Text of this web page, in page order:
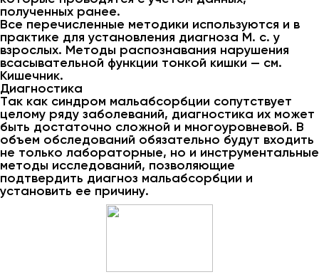
полученных ранее.
Все перечисленные методики используются и в
практике для установления диагноза М. с. у
взрослых. Методы распознавания нарушения
всасывательной функции тонкой кишки — см.
Кишечник.
Диагностика
Так как синдром мальабсорбции сопутствует
целому ряду заболеваний, диагностика их может
быть достаточно сложной и многоуровневой. В
объем обследований обязательно будут входить
не только лабораторные, но и инструментальные
методы исследований, позволяющие
подтвердить диагноз мальабсорбции и
установить ее причину.